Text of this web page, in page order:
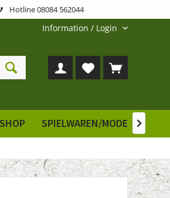
Hotline 08084 562044
Information / Login
SPIELWAREN/MODELLE
